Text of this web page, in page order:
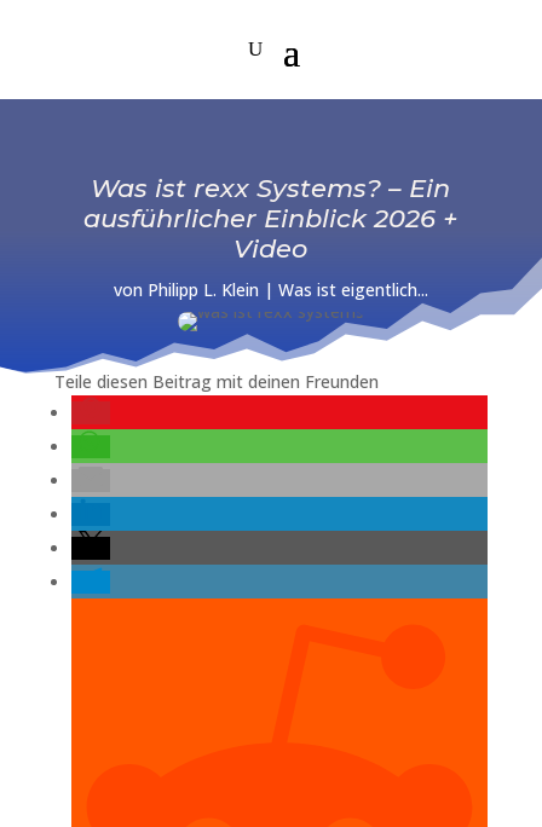
Was ist rexx Systems? – Ein
ausführlicher Einblick 2026 +
Video
von Philipp L. Klein | Was ist eigentlich...
Teile diesen Beitrag mit deinen Freunden